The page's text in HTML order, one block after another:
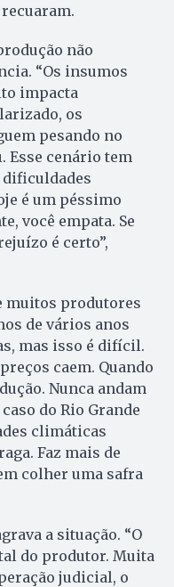
não
“Os insumos
impacta
os
pesando no
Esse cenário tem
é um péssimo
você empata. Se
é certo”,
muitos produtores
de vários anos
mas isso é difícil.
caem. Quando
Nunca andam
do Rio Grande
climáticas
Faz mais de
colher uma safra
a situação. “O
do produtor. Muita
judicial, o